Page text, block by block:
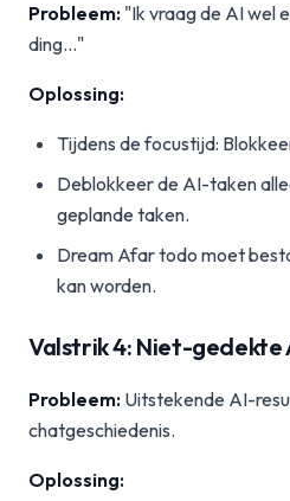
Probleem: "Ik vraag de AI wel
ding..."
Oplossing:
Tijdens de focustijd:
Deblokkeer de AI-taken
geplande taken.
Dream Afar todo moet
kan worden.
Valstrik 4: Niet-gedekte
Probleem: Uitstekende AI-
chatgeschiedenis.
Oplossing: